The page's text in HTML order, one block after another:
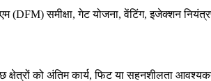
(DFM) समीक्षा, गेट योजना, वेंटिंग, इजेक्शन
को अंतिम कार्य, फिट या सहनशीलता